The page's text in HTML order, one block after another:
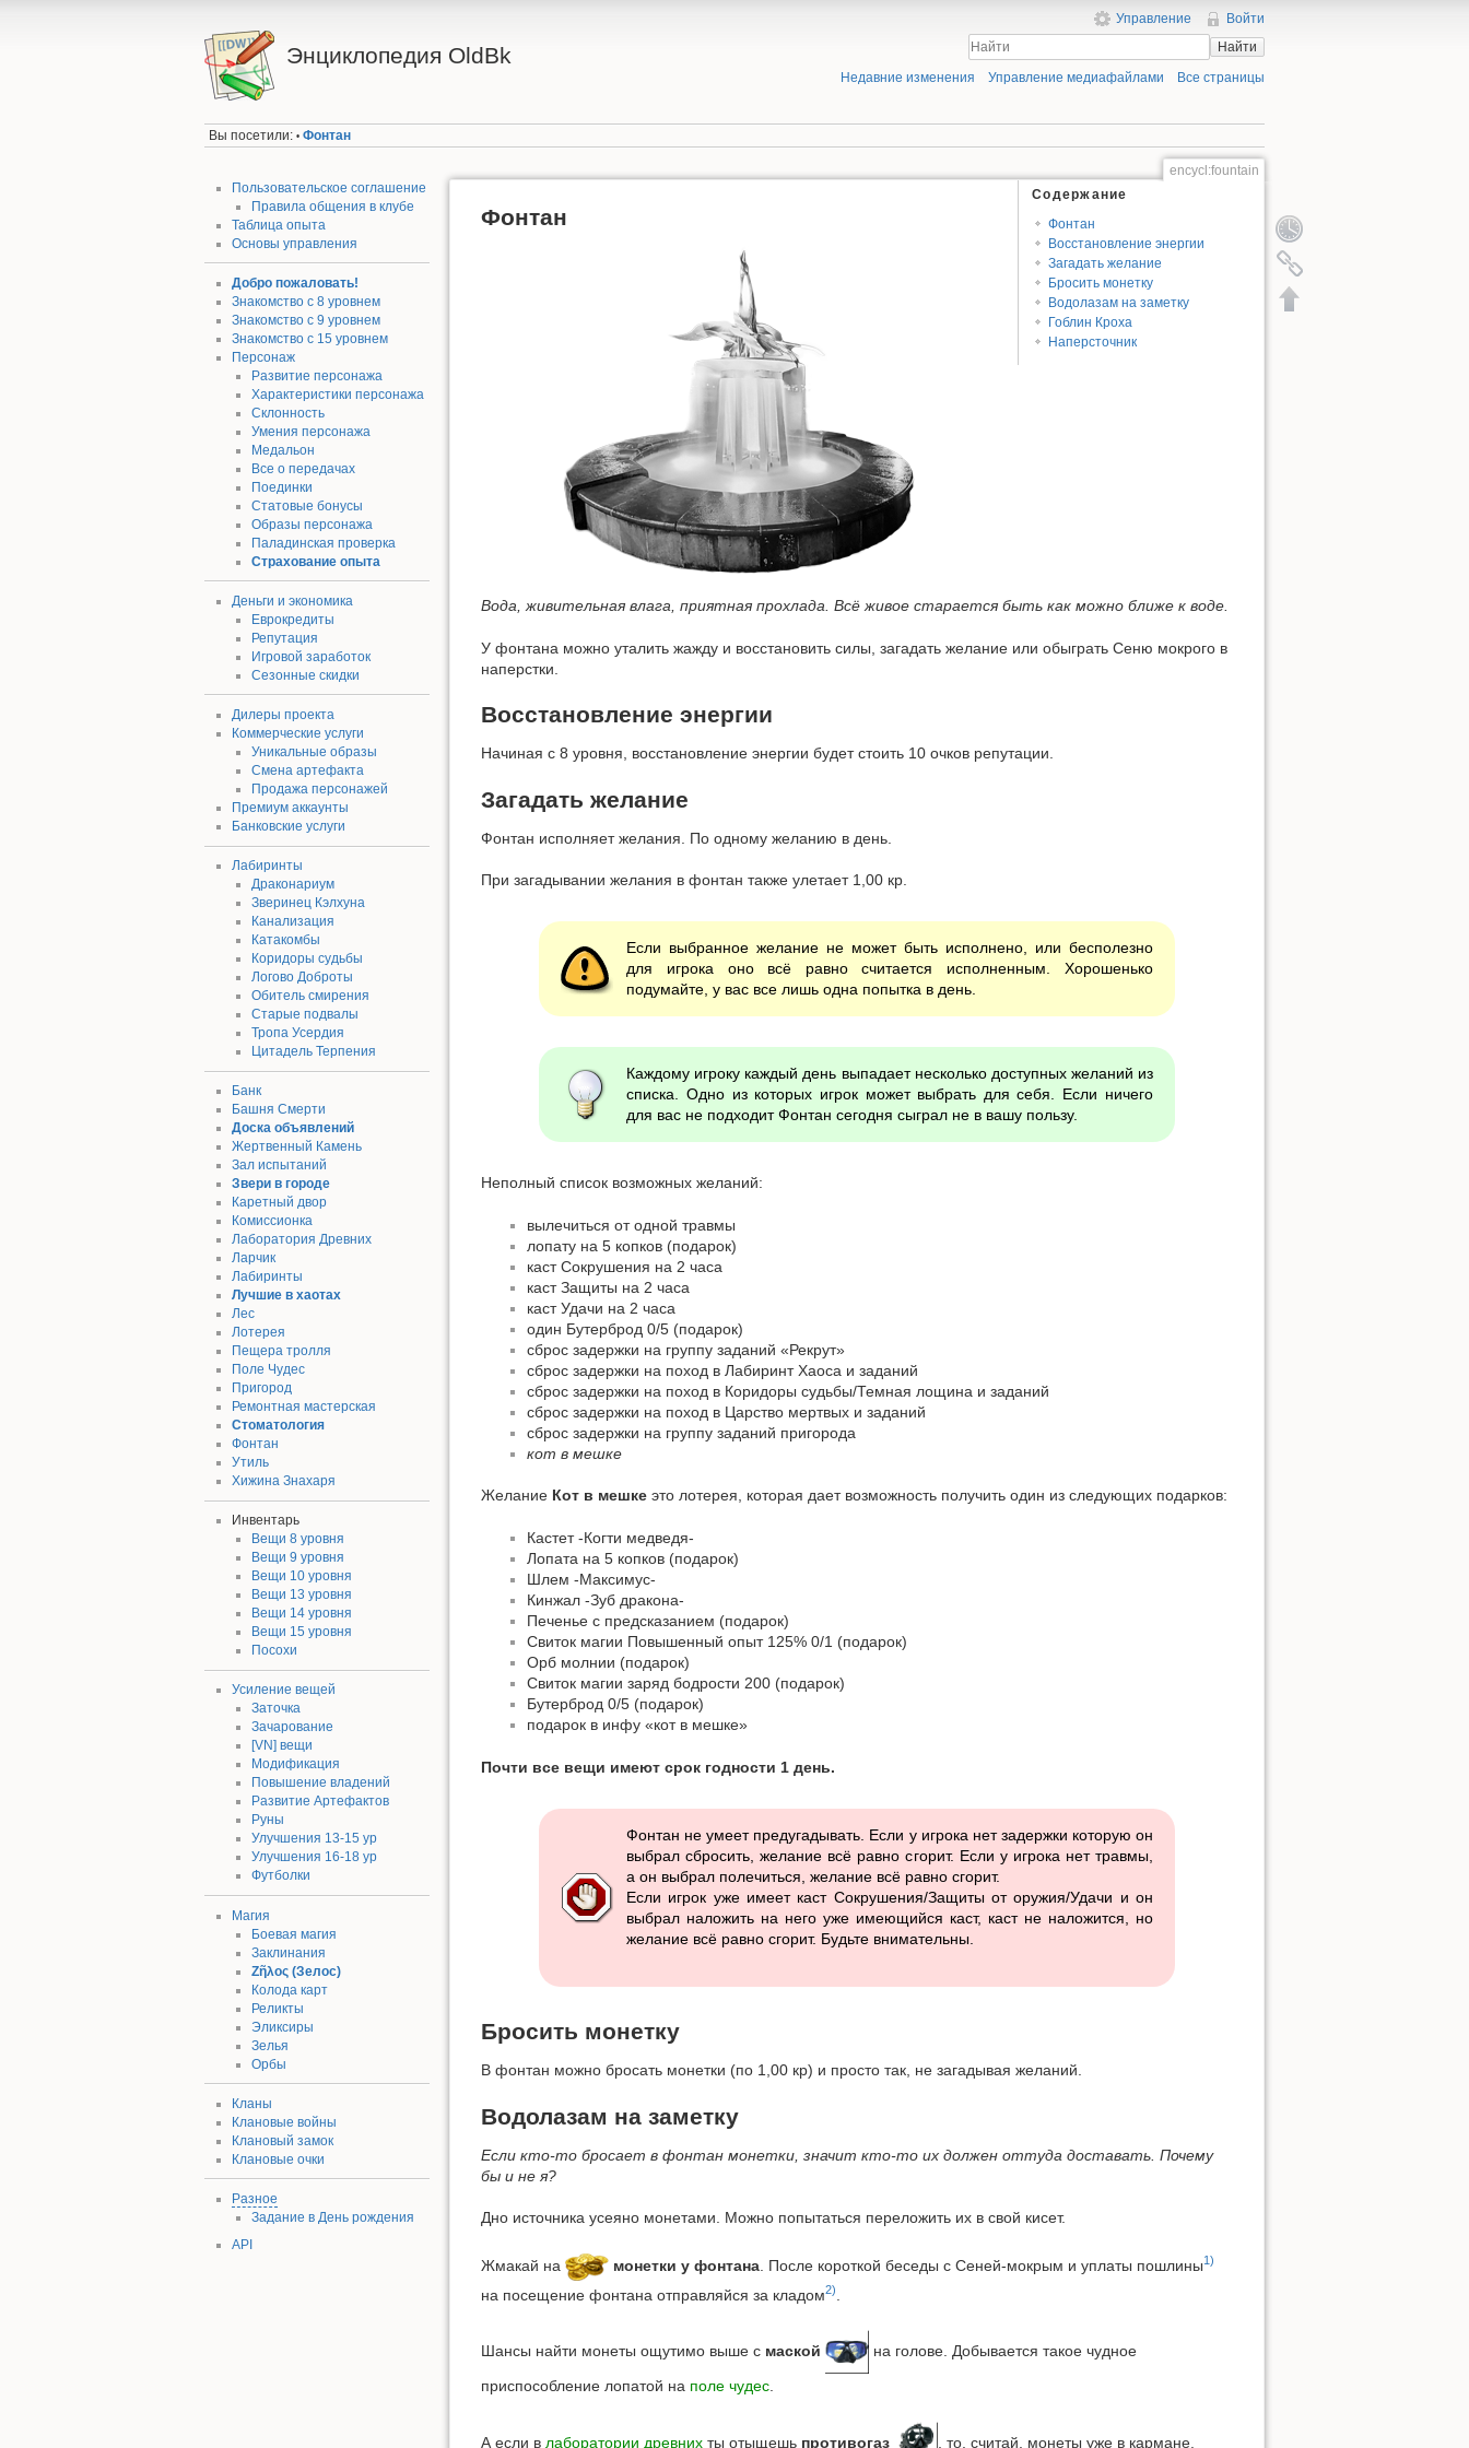
Энциклопедия OldBk
Управление
Войти
Найти
Недавние изменения Управление медиафайлами Все страницы
Вы посетили: • Фонтан
Пользовательское соглашение
Правила общения в клубе
Таблица опыта
Основы управления
Добро пожаловать!
Знакомство с 8 уровнем
Знакомство с 9 уровнем
Знакомство с 15 уровнем
Персонаж
Развитие персонажа
Характеристики персонажа
Склонность
Умения персонажа
Медальон
Все о передачах
Поединки
Статовые бонусы
Образы персонажа
Паладинская проверка
Страхование опыта
Деньги и экономика
Еврокредиты
Репутация
Игровой заработок
Сезонные скидки
Дилеры проекта
Коммерческие услуги
Уникальные образы
Смена артефакта
Продажа персонажей
Премиум аккаунты
Банковские услуги
Лабиринты
Драконариум
Зверинец Кэлхуна
Канализация
Катакомбы
Коридоры судьбы
Логово Доброты
Обитель смирения
Старые подвалы
Тропа Усердия
Цитадель Терпения
Банк
Башня Смерти
Доска объявлений
Жертвенный Камень
Зал испытаний
Звери в городе
Каретный двор
Комиссионка
Лаборатория Древних
Ларчик
Лабиринты
Лучшие в хаотах
Лес
Лотерея
Пещера тролля
Поле Чудес
Пригород
Ремонтная мастерская
Стоматология
Фонтан
Утиль
Хижина Знахаря
Инвентарь
Вещи 8 уровня
Вещи 9 уровня
Вещи 10 уровня
Вещи 13 уровня
Вещи 14 уровня
Вещи 15 уровня
Посохи
Усиление вещей
Заточка
Зачарование
[VN] вещи
Модификация
Повышение владений
Развитие Артефактов
Руны
Улучшения 13-15 ур
Улучшения 16-18 ур
Футболки
Магия
Боевая магия
Заклинания
Ζῆλος (Зелос)
Колода карт
Реликты
Эликсиры
Зелья
Орбы
Кланы
Клановые войны
Клановый замок
Клановые очки
Разное
Задание в День рождения
API
encycl:fountain
Содержание
Фонтан
Восстановление энергии
Загадать желание
Бросить монетку
Водолазам на заметку
Гоблин Кроха
Наперсточник
Фонтан
Вода, живительная влага, приятная прохлада. Всё живое старается быть как можно ближе к воде.
У фонтана можно уталить жажду и восстановить силы, загадать желание или обыграть Сеню мокрого в
наперстки.
Восстановление энергии
Начиная с 8 уровня, восстановление энергии будет стоить 10 очков репутации.
Загадать желание
Фонтан исполняет желания. По одному желанию в день.
При загадывании желания в фонтан также улетает 1,00 кр.
Если выбранное желание не может быть исполнено, или бесполезно
для игрока оно всё равно считается исполненным. Хорошенько
подумайте, у вас все лишь одна попытка в день.
Каждому игроку каждый день выпадает несколько доступных желаний из
списка. Одно из которых игрок может выбрать для себя. Если ничего
для вас не подходит Фонтан сегодня сыграл не в вашу пользу.
Неполный список возможных желаний:
вылечиться от одной травмы
лопату на 5 копков (подарок)
каст Сокрушения на 2 часа
каст Защиты на 2 часа
каст Удачи на 2 часа
один Бутерброд 0/5 (подарок)
сброс задержки на группу заданий «Рекрут»
сброс задержки на поход в Лабиринт Хаоса и заданий
сброс задержки на поход в Коридоры судьбы/Темная лощина и заданий
сброс задержки на поход в Царство мертвых и заданий
сброс задержки на группу заданий пригорода
кот в мешке
Желание Кот в мешке это лотерея, которая дает возможность получить один из следующих подарков:
Кастет -Когти медведя-
Лопата на 5 копков (подарок)
Шлем -Максимус-
Кинжал -Зуб дракона-
Печенье с предсказанием (подарок)
Свиток магии Повышенный опыт 125% 0/1 (подарок)
Орб молнии (подарок)
Свиток магии заряд бодрости 200 (подарок)
Бутерброд 0/5 (подарок)
подарок в инфу «кот в мешке»
Почти все вещи имеют срок годности 1 день.
Фонтан не умеет предугадывать. Если у игрока нет задержки которую он
выбрал сбросить, желание всё равно сгорит. Если у игрока нет травмы,
а он выбрал полечиться, желание всё равно сгорит.
Если игрок уже имеет каст Сокрушения/Защиты от оружия/Удачи и он
выбрал наложить на него уже имеющийся каст, каст не наложится, но
желание всё равно сгорит. Будьте внимательны.
Бросить монетку
В фонтан можно бросать монетки (по 1,00 кр) и просто так, не загадывая желаний.
Водолазам на заметку
Если кто-то бросает в фонтан монетки, значит кто-то их должен оттуда доставать. Почему
бы и не я?
Дно источника усеяно монетами. Можно попытаться переложить их в свой кисет.
Жмакай на монетки у фонтана . После короткой беседы с Сеней-мокрым и уплаты пошлины1)
на посещение фонтана отправляйся за кладом2)
Шансы найти монеты ощутимо выше с маской на голове. Добывается такое чудное
приспособление лопатой на поле чудес.
А если в лаборатории древних ты отыщешь противогаз , то, считай, монеты уже в кармане.